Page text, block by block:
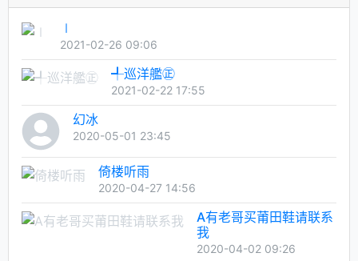
∣
2021-02-26 09:06
╃巡洋艦㊣
2021-02-22 17:55
幻冰
2020-05-01 23:45
倚楼听雨
2020-04-27 14:56
A有老哥买莆田鞋请联系
我
2020-04-02 09:26